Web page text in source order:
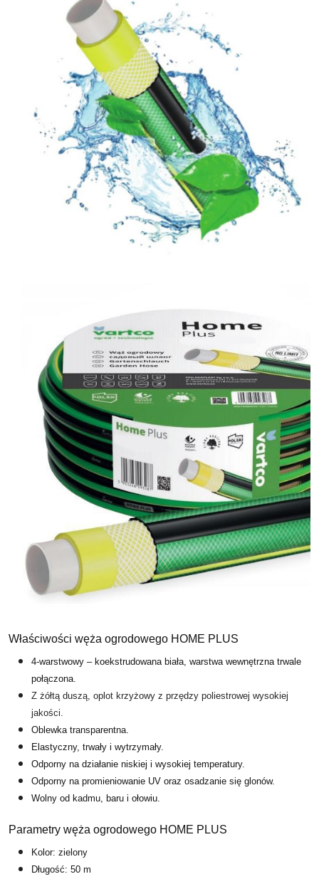
Właściwości węża ogrodowego HOME PLUS
4-warstwowy – koekstrudowana biała, warstwa wewnętrzna trwale
połączona.
Z żółtą duszą, oplot krzyżowy z przędzy poliestrowej wysokiej
jakości.
Oblewka transparentna.
Elastyczny, trwały i wytrzymały.
Odporny na działanie niskiej i wysokiej temperatury.
Odporny na promieniowanie UV oraz osadzanie się glonów.
Wolny od kadmu, baru i ołowiu.
Parametry węża ogrodowego HOME PLUS
Kolor: zielony
Długość: 50 m